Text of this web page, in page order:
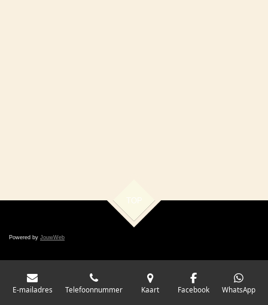
TOP
Powered by JouwWeb
E-mailadres Telefoonnummer Kaart Facebook WhatsApp